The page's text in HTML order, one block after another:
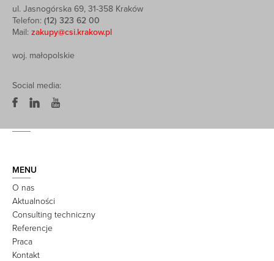
ul. Jasnogórska 69, 31-358 Kraków
Telefon: (12) 323 62 00
Mail: zakupy@csi.krakow.pl
woj. małopolskie
Social media:
MENU
O nas
Aktualności
Consulting techniczny
Referencje
Praca
Kontakt